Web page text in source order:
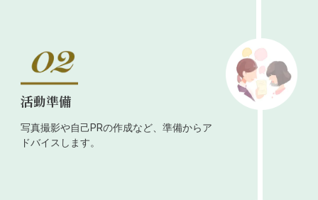
活動準備
写真撮影や自己PRの作成など、準備からア
ドバイスします。